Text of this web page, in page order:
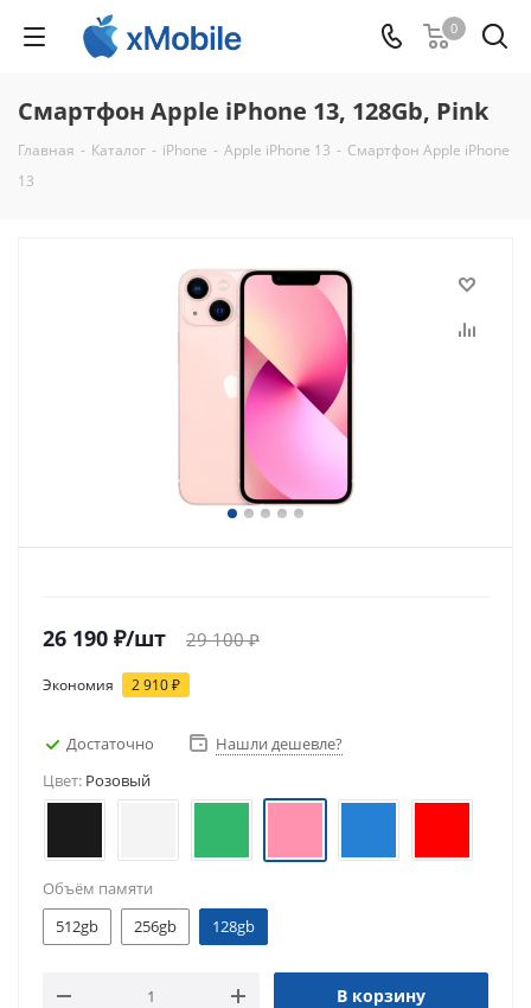
0
Смартфон Apple iPhone 13, 128Gb, Pink
Главная - Каталог - iPhone - Apple iPhone 13 - Смартфон Apple iPhone
13
26 190 ₽/шт 29 100₽
Экономия 2 910₽
Достаточно
Нашли дешевле?
Цвет: Розовый
Объём памяти
512gb
256gb 128gb
В корзину